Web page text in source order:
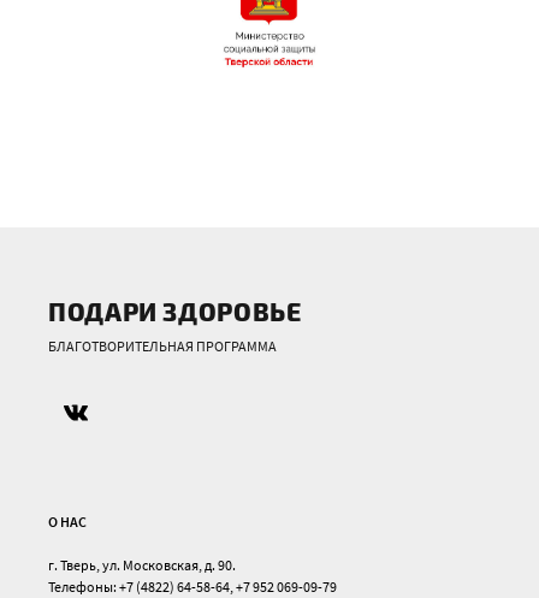
ПОДАРИ ЗДОРОВЬЕ
БЛАГОТВОРИТЕЛЬНАЯ ПРОГРАММА
О НАС
г. Тверь, ул. Московская, д. 90.
Телефоны: +7 (4822) 64-58-64, +7 952 069-09-79